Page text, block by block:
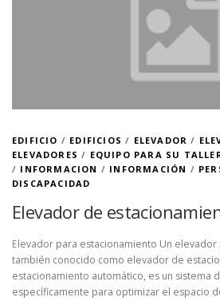
EDIFICIO / EDIFICIOS / ELEVADOR /
ELEVADORES / EQUIPO PARA SU
/ INFORMACION / INFORMACIÓN /
DISCAPACIDAD
Elevador de
Elevador para estacionamiento Un
también conocido como elevador de
estacionamiento automático, es un sistema
específicamente para optimizar el espacio